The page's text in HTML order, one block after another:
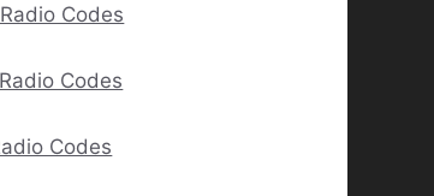
Codes
Codes
Codes